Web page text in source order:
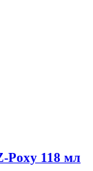
Poxy 118 мл